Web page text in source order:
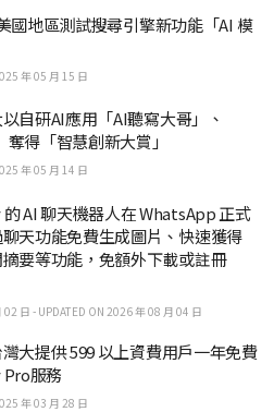
國地區測試搜尋引擎新功能「AI 模
年 05 月 15 日
自研AI應用「AI聽寫大哥」、
奪得「智慧創新大賞」
年 05 月 14 日
AI 聊天機器人在 WhatsApp 正式
天功能免費生成圖片、快速獲得
要等功能，免額外下載或註冊
日 - UPDATED ON 2026 年 08 月 04 日
大提供 599 以上資費用戶一年免費
服務
年 03 月 28 日